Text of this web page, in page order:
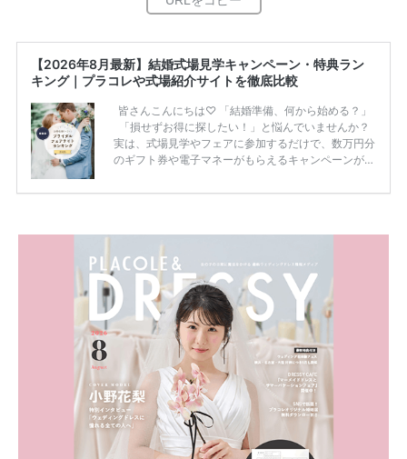
【2026年8月最新】結婚式場見学キャンペーン・特典ラン
キング｜プラコレや式場紹介サイトを徹底比較
皆さんこんにちは♡ 「結婚準備、何から始める？」
「損せずお得に探したい！」と悩んでいませんか？
実は、式場見学やフェアに参加するだけで、数万円分
のギフト券や電子マネーがもらえるキャンペーンがあ
ため、比較せずに選ぶと損をしてしまうことも……。
内容：特典金額・条件・応募方法・注意点 「どこが
一番お得？」「プラコレの特典は？」といった疑問も
解決します。 まずは診断で候補を絞れる「ウェディ
ング診断」か、体験型 […]
続きを読む